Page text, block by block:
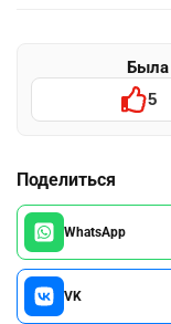
Была
5
Поделиться
WhatsApp
VK